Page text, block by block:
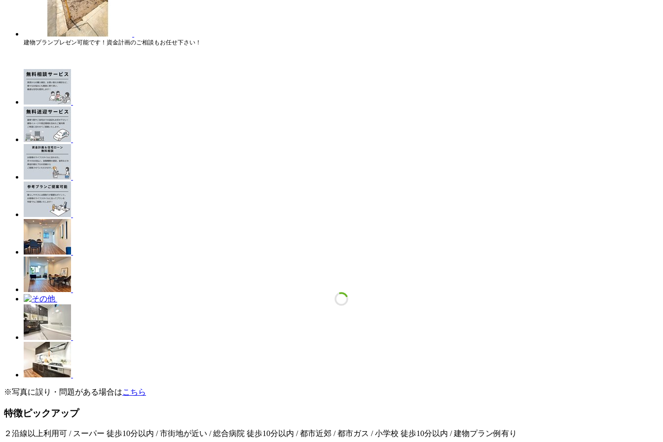
建物プランプレゼン可能です！資金計画のご相談もお任せ下さい！
※写真に誤り・問題がある場合はこちら
特徴ピックアップ
２沿線以上利用可 / スーパー 徒歩10分以内 / 市街地が近い / 総合病院 徒歩10分以内 / 都市近郊 / 都市ガス / 小学校 徒歩10分以内 / 建物プラン例有り